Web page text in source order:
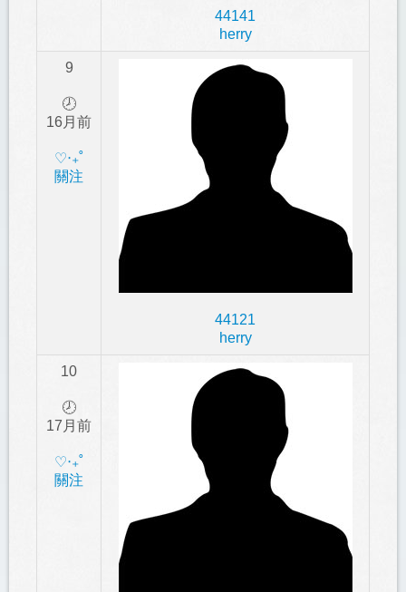
44141
herry
9
🕗
16月前
‎♡‧₊˚
關注
44121
herry
10
🕗
17月前
‎♡‧₊˚
關注